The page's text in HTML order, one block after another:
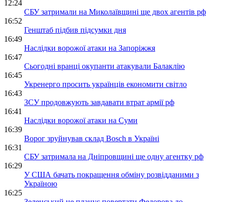
12:24
СБУ затримали на Миколаївщині ще двох агентів рф
16:52
Генштаб підбив підсумки дня
16:49
Наслідки ворожої атаки на Запоріжжя
16:47
Сьогодні вранці окупанти атакували Балаклію
16:45
Укренерго просить українців економити світло
16:43
ЗСУ продовжують завдавати втрат армії рф
16:41
Наслідки ворожої атаки на Суми
16:39
Ворог зруйнував склад Bosch в Україні
16:31
СБУ затримала на Дніпровщині ще одну агентку рф
16:29
У США бачать покращення обміну розвідданими з
Україною
16:25